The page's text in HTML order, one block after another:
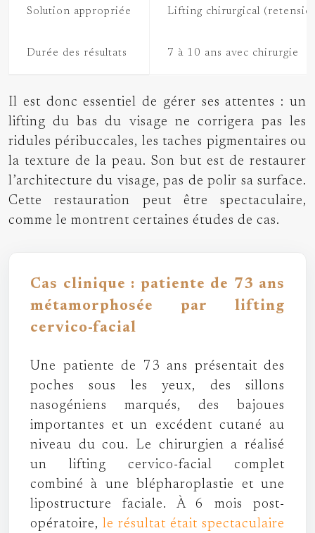
Solution appropriée Lifting chirurgical
Durée des résultats 7 à 10 ans avec chirurgie
Il est donc essentiel de gérer ses attentes : un
lifting du bas du visage ne corrigera pas les
ridules péribuccales, les taches pigmentaires ou
la texture de la peau. Son but est de restaurer
l’architecture du visage, pas de polir sa surface.
Cette restauration peut être spectaculaire,
comme le montrent certaines études de cas.
Cas clinique : patiente de 73 ans
métamorphosée par lifting
cervico-facial
Une patiente de 73 ans présentait des
poches sous les yeux, des sillons
nasogéniens marqués, des bajoues
importantes et un excédent cutané au
niveau du cou. Le chirurgien a réalisé
un lifting cervico-facial complet
combiné à une blépharoplastie et une
lipostructure faciale. À 6 mois post-
opératoire, le résultat était spectaculaire